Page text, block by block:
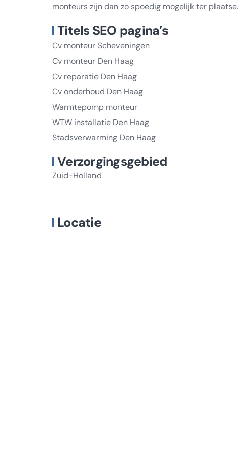
monteurs zijn dan zo spoedig mogelijk ter plaatse.
Titels SEO pagina’s
Cv monteur Scheveningen
Cv monteur Den Haag
Cv reparatie Den Haag
Cv onderhoud Den Haag
Warmtepomp monteur
WTW installatie Den Haag
Stadsverwarming Den Haag
Verzorgingsgebied
Zuid-Holland
Locatie